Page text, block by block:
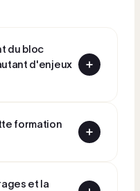
du bloc
d'enjeux
formation
et la